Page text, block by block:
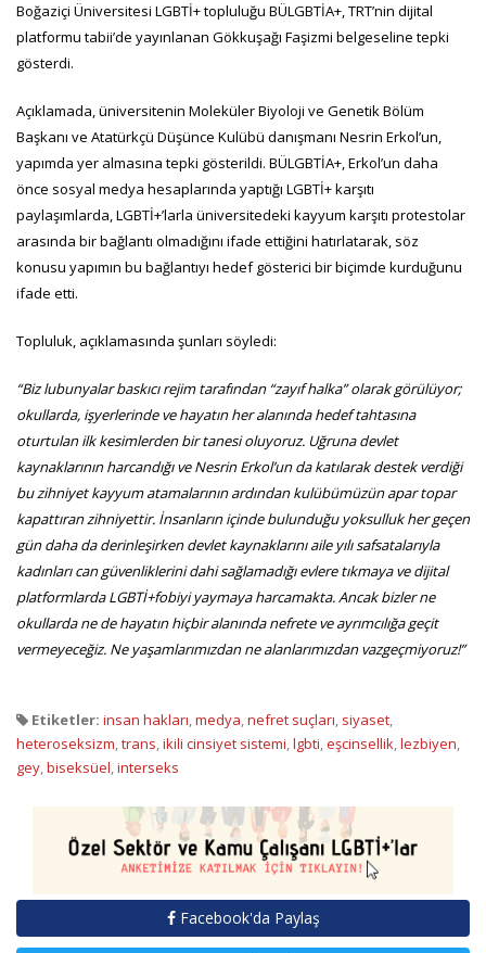
Boğaziçi Üniversitesi LGBTİ+ topluluğu BÜLGBTİA+, TRT’nin dijital
platformu tabii’de yayınlanan Gökkuşağı Faşizmi belgeseline tepki
gösterdi.
Açıklamada, üniversitenin Moleküler Biyoloji ve Genetik Bölüm
Başkanı ve Atatürkçü Düşünce Kulübü danışmanı Nesrin Erkol’un,
yapımda yer almasına tepki gösterildi. BÜLGBTİA+, Erkol’un daha
önce sosyal medya hesaplarında yaptığı LGBTİ+ karşıtı
paylaşımlarda, LGBTİ+’larla üniversitedeki kayyum karşıtı protestolar
arasında bir bağlantı olmadığını ifade ettiğini hatırlatarak, söz
konusu yapımın bu bağlantıyı hedef gösterici bir biçimde kurduğunu
ifade etti.
Topluluk, açıklamasında şunları söyledi:
“Biz lubunyalar baskıcı rejim tarafından “zayıf halka” olarak görülüyor;
okullarda, işyerlerinde ve hayatın her alanında hedef tahtasına
oturtulan ilk kesimlerden bir tanesi oluyoruz. Uğruna devlet
kaynaklarının harcandığı ve Nesrin Erkol’un da katılarak destek verdiği
bu zihniyet kayyum atamalarının ardından kulübümüzün apar topar
kapattıran zihniyettir. İnsanların içinde bulunduğu yoksulluk her geçen
gün daha da derinleşirken devlet kaynaklarını aile yılı safsatalarıyla
kadınları can güvenliklerini dahi sağlamadığı evlere tıkmaya ve dijital
platformlarda LGBTİ+fobiyi yaymaya harcamakta. Ancak bizler ne
okullarda ne de hayatın hiçbir alanında nefrete ve ayrımcılığa geçit
vermeyeceğiz. Ne yaşamlarımızdan ne alanlarımızdan vazgeçmiyoruz!”
Etiketler: insan hakları,medya,nefret suçları, siyaset,
heteroseksizm,trans,ikili cinsiyet sistemi,lgbti,eşcinsellik,lezbiyen,
gey,biseksüel,interseks
Facebook'da Paylaş